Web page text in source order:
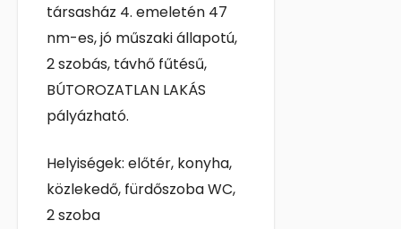
társasház 4. emeletén 47
nm-es, jó műszaki állapotú,
2 szobás, távhő fűtésű,
BÚTOROZATLAN LAKÁS
pályázható.
Helyiségek: előtér, konyha,
közlekedő, fürdőszoba WC,
2 szoba